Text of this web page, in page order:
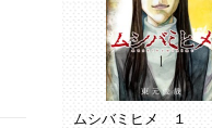
ムシバミヒメ １